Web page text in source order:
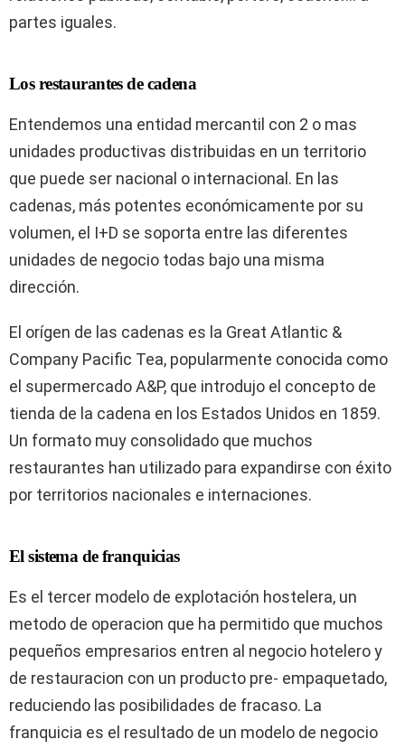
partes iguales.
Los restaurantes de cadena
Entendemos una entidad mercantil con 2 o mas
unidades productivas distribuidas en un territorio
que puede ser nacional o internacional. En las
cadenas, más potentes económicamente por su
volumen, el I+D se soporta entre las diferentes
unidades de negocio todas bajo una misma
dirección.
El orígen de las cadenas es la Great Atlantic &
Company Pacific Tea, popularmente conocida como
el supermercado A&P, que introdujo el concepto de
tienda de la cadena en los Estados Unidos en 1859.
Un formato muy consolidado que muchos
restaurantes han utilizado para expandirse con éxito
por territorios nacionales e internaciones.
El sistema de franquicias
Es el tercer modelo de explotación hostelera, un
metodo de operacion que ha permitido que muchos
pequeños empresarios entren al negocio hotelero y
de restauracion con un producto pre- empaquetado,
reduciendo las posibilidades de fracaso. La
franquicia es el resultado de un modelo de negocio